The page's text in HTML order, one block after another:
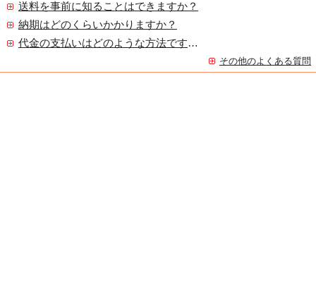
送料を事前に知ることはできますか？
納期はどのくらいかかりますか？
代金の支払いはどのような方法ですか？
その他のよくある質問